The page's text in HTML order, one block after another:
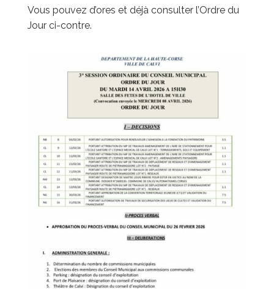
Vous pouvez d’ores et déjà consulter l’Ordre du
Jour ci-contre.